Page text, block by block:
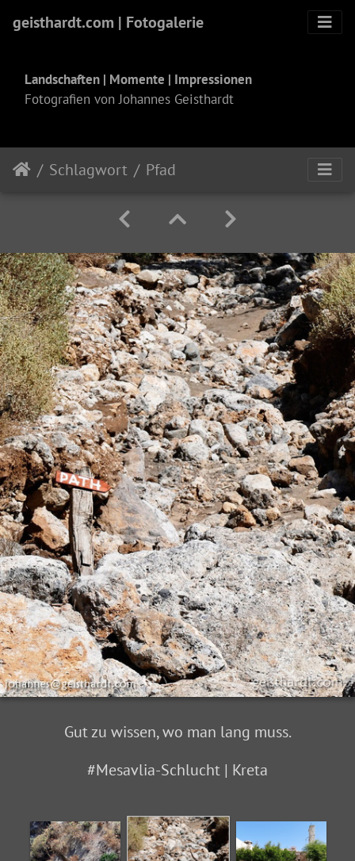
geisthardt.com | Fotogalerie
Landschaften | Momente | Impressionen
Fotografien von Johannes Geisthardt
Schlagwort Pfad
Gut zu wissen, wo man lang muss.
#Mesavlia-Schlucht | Kreta